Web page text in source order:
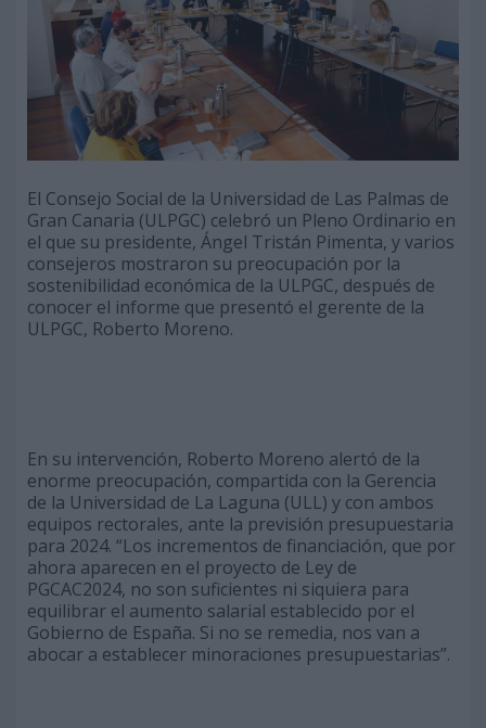
El Consejo Social de la Universidad de Las Palmas de
Gran Canaria (ULPGC) celebró un Pleno Ordinario en
el que su presidente, Ángel Tristán Pimenta, y varios
consejeros mostraron su preocupación por la
sostenibilidad económica de la ULPGC, después de
conocer el informe que presentó el gerente de la
ULPGC, Roberto Moreno.
En su intervención, Roberto Moreno alertó de la
enorme preocupación, compartida con la Gerencia
de la Universidad de La Laguna (ULL) y con ambos
equipos rectorales, ante la previsión presupuestaria
para 2024. “Los incrementos de financiación, que por
ahora aparecen en el proyecto de Ley de
PGCAC2024, no son suficientes ni siquiera para
equilibrar el aumento salarial establecido por el
Gobierno de España. Si no se remedia, nos van a
abocar a establecer minoraciones presupuestarias”.